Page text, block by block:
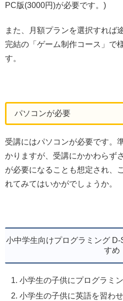
PC版(3000円)が必要です。)
また、月額プランを選択すれば
完結の「ゲーム制作コース」で
す。
パソコンが必要
受講にはパソコンが必要です。
かりますが、受講にかかわらず
が必要になることも想定され、
れてみてはいかがでしょうか。
小中学生向けプログラミング
すめ
小学生の子供にプログラミ
小学生の子供に英語を習わせ